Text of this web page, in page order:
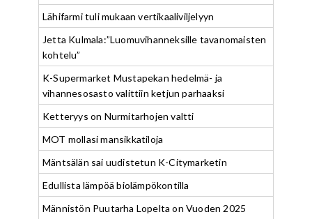
Lähifarmi tuli mukaan vertikaaliviljelyyn
Jetta Kulmala:”Luomuvihanneksille tavanomaisten
kohtelu”
K-Supermarket Mustapekan hedelmä- ja
vihannesosasto valittiin ketjun parhaaksi
Ketteryys on Nurmitarhojen valtti
MOT mollasi mansikkatiloja
Mäntsälän sai uudistetun K-Citymarketin
Edullista lämpöä biolämpökontilla
Männistön Puutarha Lopelta on Vuoden 2025